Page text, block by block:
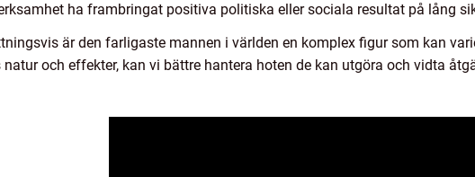
ha frambringat positiva politiska eller sociala resultat på lång
är den farligaste mannen i världen en komplex figur som kan
och effekter, kan vi bättre hantera hoten de kan utgöra och vidta